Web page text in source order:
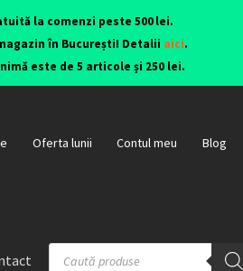
la comenzi peste 500 lei.
în București! Detalii aici.
este de 5 articole și 250 lei.
Oferta lunii Contul meu Blog